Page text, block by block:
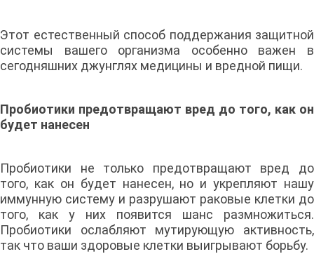
Этот естественный способ поддержания защитной
системы вашего организма особенно важен в
сегодняшних джунглях медицины и вредной пищи.
Пробиотики предотвращают вред до того, как он
будет нанесен
Пробиотики не только предотвращают вред до
того, как он будет нанесен, но и укрепляют нашу
иммунную систему и разрушают раковые клетки до
того, как у них появится шанс размножиться.
Пробиотики ослабляют мутирующую активность,
так что ваши здоровые клетки выигрывают борьбу.